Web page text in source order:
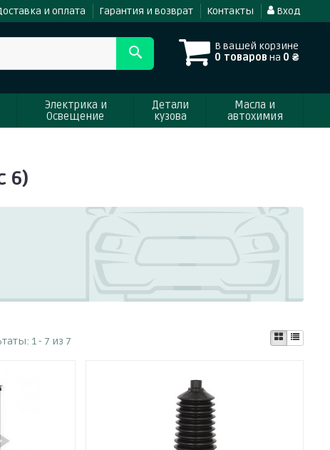
и оплата Гарантия и возврат Контакты Вход
В вашей корзине
0 товаров на 0 ₴
Электрика и
Освещение
Детали
кузова
Масла и
автохимия
6)
1 - 7 из 7